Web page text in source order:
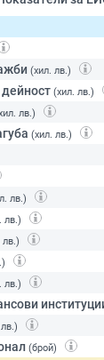
(хил. лв.)
(хил. лв.)
лв.)
(хил. лв.)
лв.)
лв.)
лв.)
лв.)
(брой)